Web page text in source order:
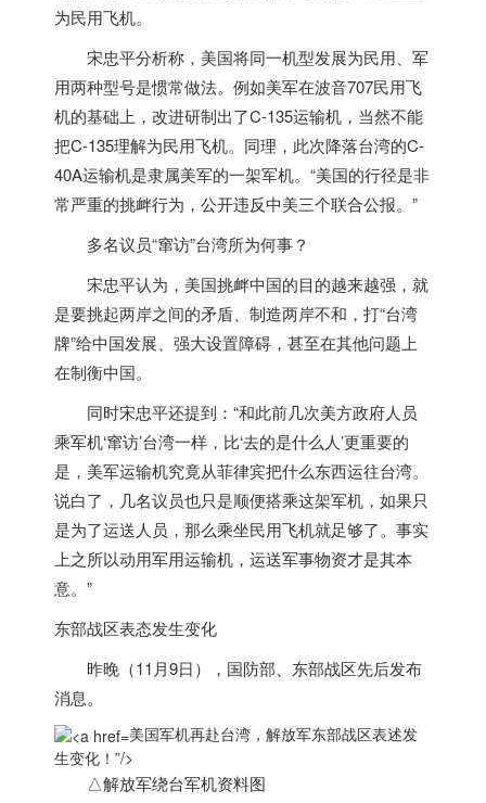
为民用飞机。
宋忠平分析称， 美国将同一机型发展为民用、军
用两种型号是惯常做法。例如美军在波音707民用飞
机的基础上，改进研制出了C-135运输机，当然不能
把C-135理解为民用飞机。同理，此次降落台湾的C-
40A运输机是隶属美军的一架军机。“美国的行径是非
常严重的挑衅行为，公开违反中美三个联合公报。”
多名议员“窜访”台湾所为何事？
宋忠平认为， 美国挑衅中国的目的越来越强，就
是要挑起两岸之间的矛盾、制造两岸不和，打“台湾
牌”给中国发展、强大设置障碍，甚至在其他问题上
在制衡中国。
同时宋忠平还提到：“和此前几次美方政府人员
乘军机‘窜访’台湾一样，比‘去的是什么人’更重要的
是，美军运输机究竟从菲律宾把什么东西运往台湾。
说白了，几名议员也只是顺便搭乘这架军机，如果只
是为了运送人员，那么乘坐民用飞机就足够了。事实
上之所以动用军用运输机，运送军事物资才是其本
意。”
东部战区表态发生变化
昨晚（11月9日），国防部、东部战区先后发布
消息。
美国军机再赴台湾，解放军东部战区表述发
生变化！”/>
△解放军绕台军机资料图